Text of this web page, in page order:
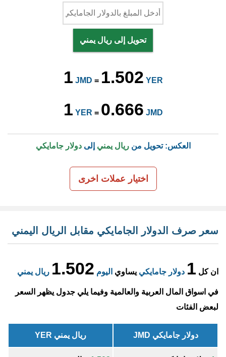
تحويل إلى ريال يمني
1 JMD = 1.502 YER
1 YER = 0.666 JMD
العكس: تحويل منريال يمني إلىدولار جامايكي
اختيار عملات اخرى
سعر صرف الدولار الجامايكي مقابل الريال اليمني
ان كل 1 دولار جامايكي يساوي اليوم 1.502 ريال يمني
في اسواق المال العربية والعالمية وفيما يلي جدول يظهر السعر
لبعض الفئات
دولار جامايكي JMD ريال يمني YER